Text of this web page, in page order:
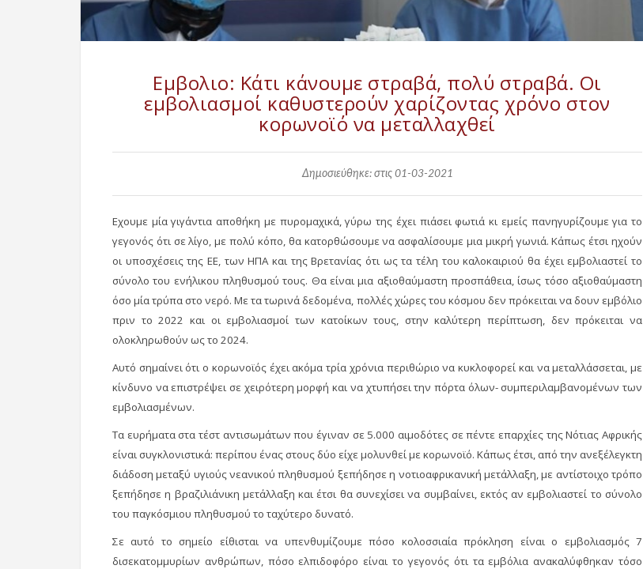
Εμβολιο: Κάτι κάνουμε στραβά, πολύ στραβά. Οι
εμβολιασμοί καθυστερούν χαρίζοντας χρόνο στον
κορωνοϊό να μεταλλαχθεί
Δημοσιεύθηκε: στις 01-03-2021
Εχουμε μία γιγάντια αποθήκη με πυρομαχικά, γύρω της έχει πιάσει φωτιά κι εμείς πανηγυρίζουμε για το
γεγονός ότι σε λίγο, με πολύ κόπο, θα κατορθώσουμε να ασφαλίσουμε μια μικρή γωνιά. Κάπως έτσι ηχούν
οι υποσχέσεις της ΕΕ, των ΗΠΑ και της Βρετανίας ότι ως τα τέλη του καλοκαιριού θα έχει εμβολιαστεί το
σύνολο του ενήλικου πληθυσμού τους. Θα είναι μια αξιοθαύμαστη προσπάθεια, ίσως τόσο αξιοθαύμαστη
όσο μία τρύπα στο νερό. Με τα τωρινά δεδομένα, πολλές χώρες του κόσμου δεν πρόκειται να δουν εμβόλιο
πριν το 2022 και οι εμβολιασμοί των κατοίκων τους, στην καλύτερη περίπτωση, δεν πρόκειται να
ολοκληρωθούν ως το 2024.
Αυτό σημαίνει ότι ο κορωνοϊός έχει ακόμα τρία χρόνια περιθώριο να κυκλοφορεί και να μεταλλάσσεται, με
κίνδυνο να επιστρέψει σε χειρότερη μορφή και να χτυπήσει την πόρτα όλων- συμπεριλαμβανομένων των
εμβολιασμένων.
Τα ευρήματα στα τέστ αντισωμάτων που έγιναν σε 5.000 αιμοδότες σε πέντε επαρχίες της Νότιας Αφρικής
είναι συγκλονιστικά: περίπου ένας στους δύο είχε μολυνθεί με κορωνοϊό. Κάπως έτσι, από την ανεξέλεγκτη
διάδοση μεταξύ υγιούς νεανικού πληθυσμού ξεπήδησε η νοτιοαφρικανική μετάλλαξη, με αντίστοιχο τρόπο
ξεπήδησε η βραζιλιάνικη μετάλλαξη και έτσι θα συνεχίσει να συμβαίνει, εκτός αν εμβολιαστεί το σύνολο
του παγκόσμιου πληθυσμού το ταχύτερο δυνατό.
Σε αυτό το σημείο είθισται να υπενθυμίζουμε πόσο κολοσσιαία πρόκληση είναι ο εμβολιασμός 7
δισεκατομμυρίων ανθρώπων, πόσο ελπιδοφόρο είναι το γεγονός ότι τα εμβόλια ανακαλύφθηκαν τόσο